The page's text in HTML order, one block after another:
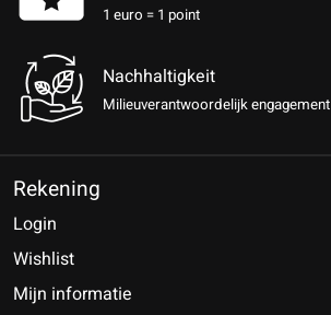
1 euro = 1 point
Nachhaltigkeit
Milieuverantwoordelijk engagement
Rekening
Login
Wishlist
Mijn informatie